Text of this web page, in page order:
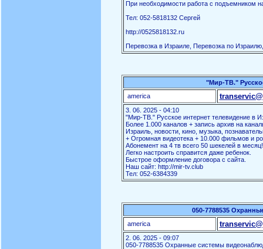
При необходимости работа с подъемником
Тел: 052-5818132 Сергей
http://0525818132.ru
Перевозка в Израиле, Перевозка по
"Мир-ТВ."
america
3. 06. 2025 - 04:10
"Мир-ТВ." Русское интернет телевидение в
Более 1.000 каналов + запись архив на
Израиль, новости, кино, музыка,
+ Огромная видеотека + 10.000 фильмов и
Абонемент на 4 тв всего 50 шекелей в месяц!
Легко настроить справится даже ребенок.
Быстрое оформление договора с сайта.
Наш сайт: http://mir-tv.club
Тел: 052-6384339
050-7788535
america
2. 06. 2025 - 09:07
050-7788535 Охранные системы